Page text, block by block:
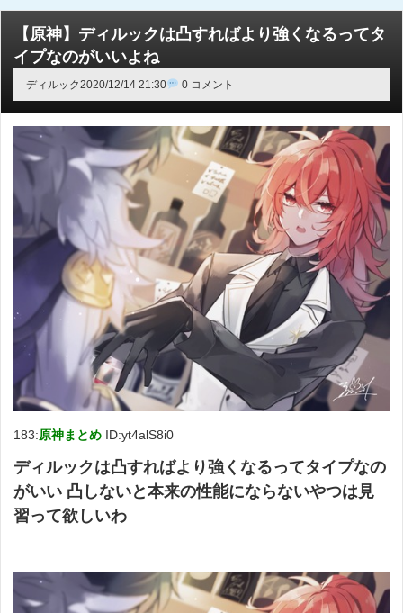
【原神】ディルックは凸すればより強くなるってタ
イプなのがいいよね
ディルック2020/12/14 21:30 0 コメント
183:原神まとめ ID:yt4alS8i0
ディルックは凸すればより強くなるってタイプなの
がいい 凸しないと本来の性能にならないやつは見
習って欲しいわ